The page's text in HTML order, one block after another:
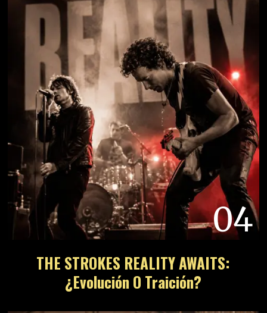
04
THE STROKES REALITY AWAITS:
¿Evolución O Traición?